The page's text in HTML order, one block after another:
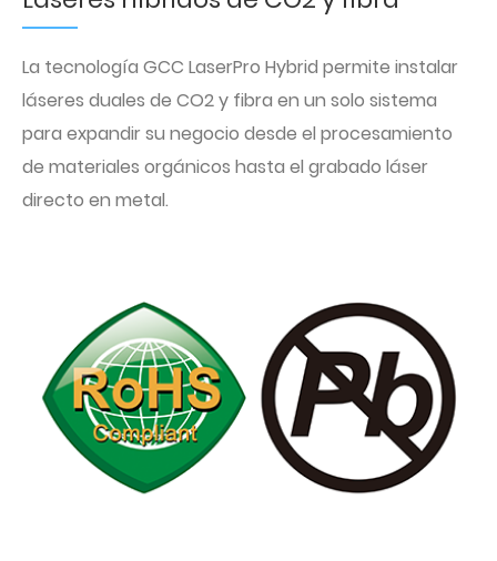
La tecnología GCC LaserPro Hybrid permite instalar
láseres duales de CO2 y fibra en un solo sistema
para expandir su negocio desde el procesamiento
de materiales orgánicos hasta el grabado láser
directo en metal.